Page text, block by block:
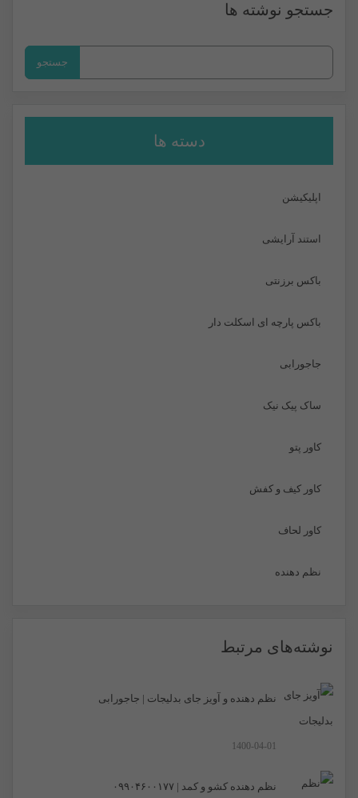
جستجو نوشته ها
برای:
دسته ها
اپلیکیشن
استند آرایشی
باکس برزنتی
باکس پارچه ای اسکلت دار
جاجورابی
ساک پیک نیک
کاور پتو
کاور کیف و کفش
کاور لحاف
نظم دهنده
نوشته‌های مرتبط
نظم دهنده و آویز جای بدلیجات | جاجورابی
1400-04-01
نظم دهنده کشو و کمد | ۰۹۹۰۴۶۰۰۱۷۷